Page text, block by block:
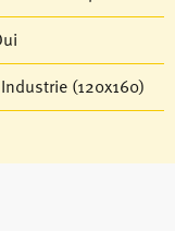
Industrie (120x160)